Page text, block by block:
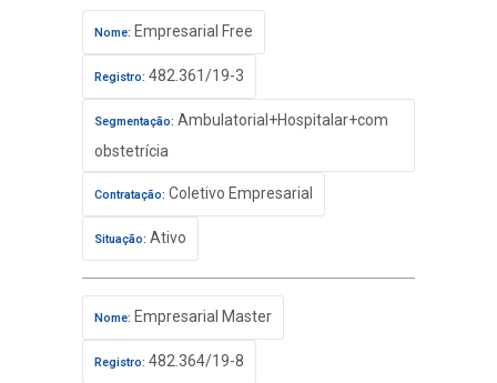
Nome: Empresarial Free
Registro: 482.361/19-3
Segmentação: Ambulatorial+Hospitalar+com
obstetrícia
Contratação: Coletivo Empresarial
Situação: Ativo
Nome: Empresarial Master
Registro: 482.364/19-8